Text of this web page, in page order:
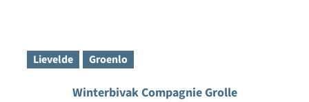
Lievelde Groenlo
Winterbivak Compagnie Grolle